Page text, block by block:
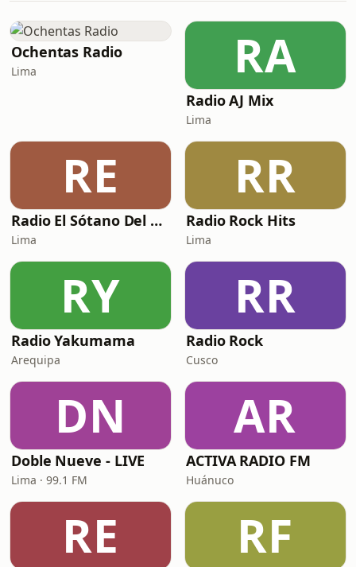
Ochentas Radio
Lima RA
Radio AJ Mix
Lima
RE
Radio El Sótano Del Rock
Lima
RR
Radio Rock Hits
Lima
RY
Radio Yakumama
Arequipa
RR
Radio Rock
Cusco
DN
Doble Nueve - LIVE
Lima · 99.1 FM
AR
ACTIVA RADIO FM
Huánuco
RE RF